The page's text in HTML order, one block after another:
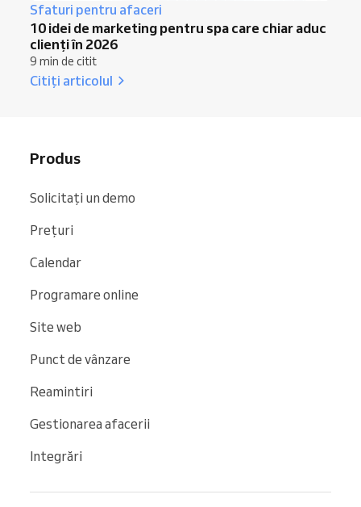
Sfaturi pentru afaceri
10 idei de marketing pentru spa care chiar aduc
clienți în 2026
9 min de citit
Citiți articolul
Produs
Solicitați un demo
Prețuri
Calendar
Programare online
Site web
Punct de vânzare
Reamintiri
Gestionarea afacerii
Integrări